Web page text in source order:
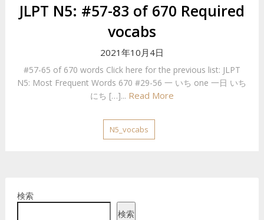
JLPT N5: #57-83 of 670 Required
vocabs
2021年10月4日
#57-65 of 670 words Click here for the previous list: JLPT
N5: Most Frequent Words 670 #29-56 一 いち one 一日 いち
にち […]... Read More
N5_vocabs
検索
検索